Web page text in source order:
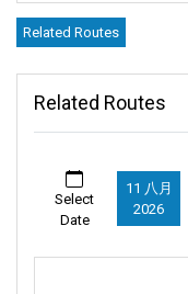
简介：
吉府拉察达区Srisuthat
码头，它是通往探索大
描述：
Related Routes
Related Routes
Select
Date
11 八月
2026